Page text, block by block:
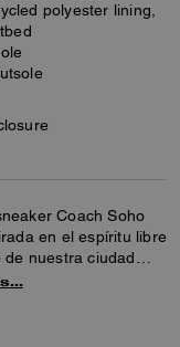
polyester lining,
Coach Soho
en el espíritu libre
de nuestra ciudad
York, y diseñada